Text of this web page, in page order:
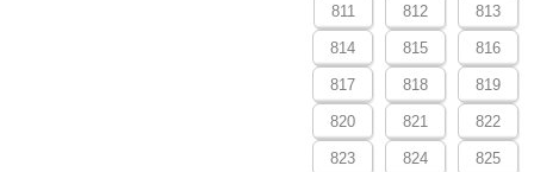
811 812 813
814 815 816
817 818 819
820 821 822
823 824 825